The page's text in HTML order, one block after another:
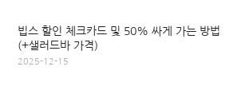
빕스 할인 체크카드 및 50% 싸게 가는 방법
(+샐러드바 가격)
2025-12-15